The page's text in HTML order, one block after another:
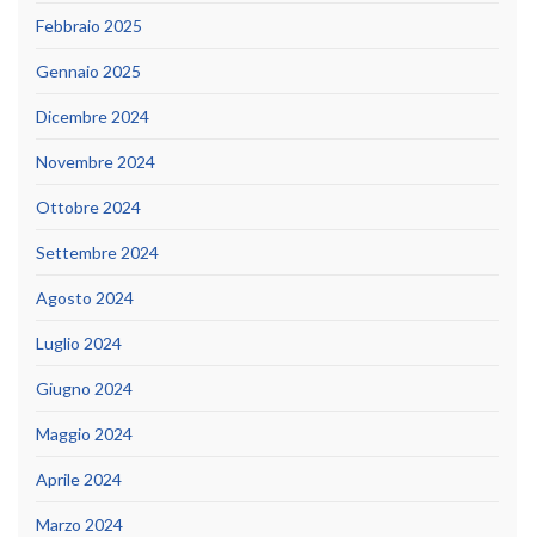
Febbraio 2025
Gennaio 2025
Dicembre 2024
Novembre 2024
Ottobre 2024
Settembre 2024
Agosto 2024
Luglio 2024
Giugno 2024
Maggio 2024
Aprile 2024
Marzo 2024